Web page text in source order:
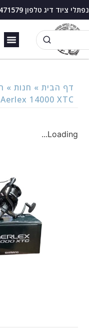
נפתלי ציוד דיג טלפון 0533471579
דף הבית » חנות »
Aerlex 14000 XTC
Loading...